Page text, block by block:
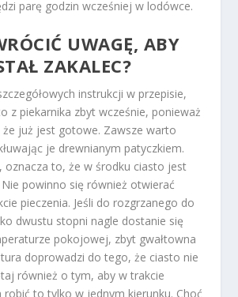
parę godzin wcześniej w lodówce.
UWAGĘ, ABY
ZAKALEC?
instrukcji w przepisie,
z piekarnika zbyt wcześnie, ponieważ
już jest gotowe. Zawsze warto
je drewnianym patyczkiem.
oznacza to, że w środku ciasto jest
powinno się również otwierać
pieczenia. Jeśli do rozgrzanego do
dwustu stopni nagle dostanie się
pokojowej, zbyt gwałtowna
doprowadzi do tego, że ciasto nie
również o tym, aby w trakcie
robić to tylko w jednym kierunku. Choć